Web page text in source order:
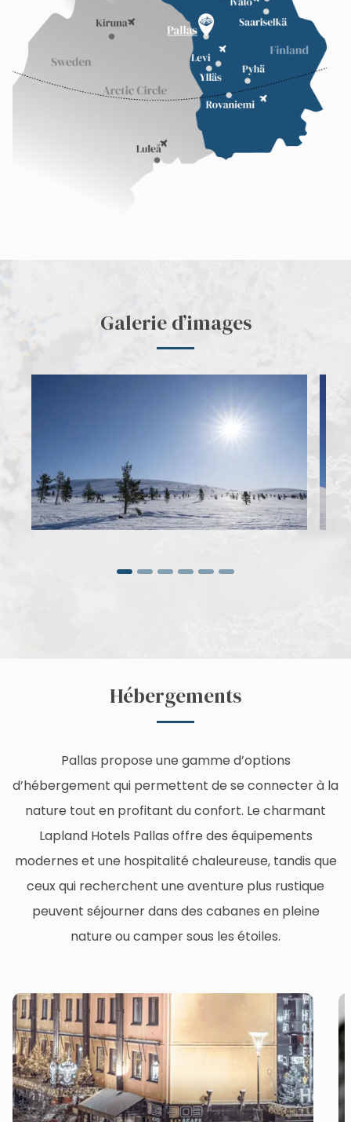
Galerie d’images
Hébergements
Pallas propose une gamme d’options
d’hébergement qui permettent de se connecter à la
nature tout en profitant du confort. Le charmant
Lapland Hotels Pallas offre des équipements
modernes et une hospitalité chaleureuse, tandis que
ceux qui recherchent une aventure plus rustique
peuvent séjourner dans des cabanes en pleine
nature ou camper sous les étoiles.